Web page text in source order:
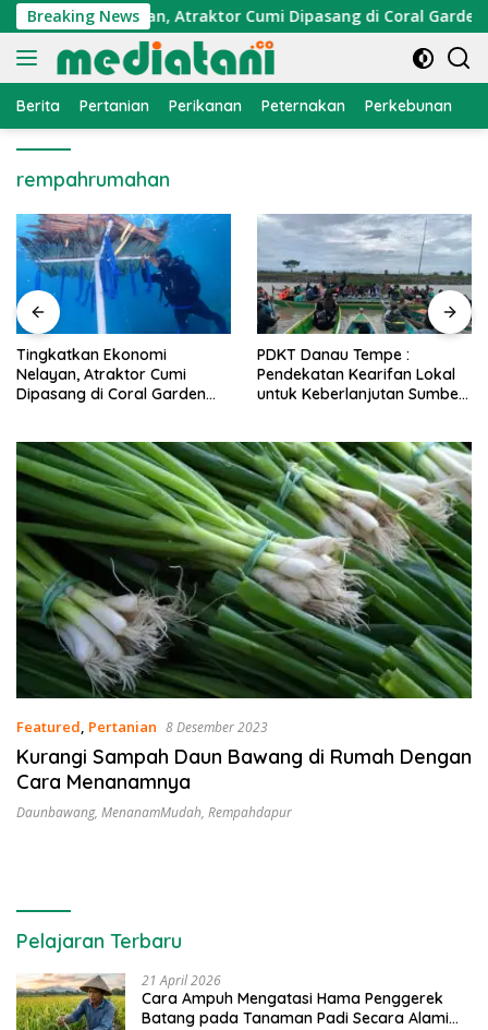
Langsung
ke
konten
Breaking News
Nelayan, Atraktor Cumi Dipasang di Coral Garden
Berita Pertanian Perikanan Peternakan Perkebunan
rempahrumahan
PDKT Danau Tempe :
Pendekatan Kearifan Lokal
untuk Keberlanjutan Sumber
Cara Mengatasi Penyakit
PMK pada Sapi Perah Secara
Alami dan Medis
Featured, Pertanian 8 Desember 2023
Kurangi Sampah Daun Bawang di Rumah Dengan
Cara Menanamnya
Daunbawang, MenanamMudah, Rempahdapur
Pelajaran Terbaru
21 April 2026
Cara Ampuh Mengatasi Hama Penggerek
Batang pada Tanaman Padi Secara Alami